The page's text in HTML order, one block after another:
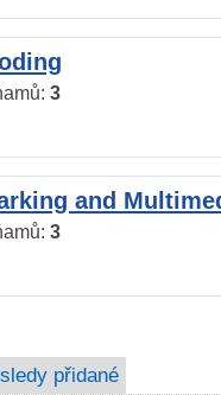
3
and
3
přidané